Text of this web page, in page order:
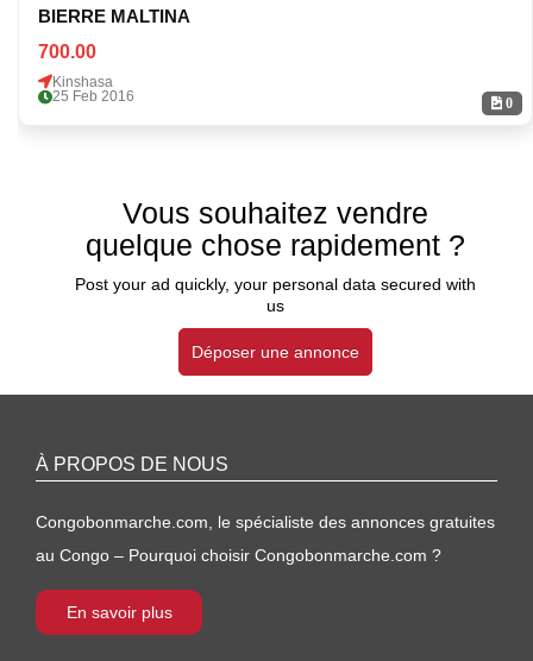
0
BIERRE MALTINA
700.00
Kinshasa
25 Feb 2016
Vous souhaitez vendre
quelque chose rapidement ?
Post your ad quickly, your personal data secured with
us
Déposer une annonce
À PROPOS DE NOUS
Congobonmarche.com, le spécialiste des annonces gratuites
au Congo – Pourquoi choisir Congobonmarche.com ?
En savoir plus